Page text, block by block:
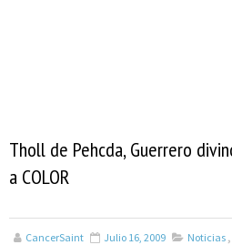
Tholl de Pehcda, Guerrero
a COLOR
CancerSaint Julio 16, 2009 Noticias ,